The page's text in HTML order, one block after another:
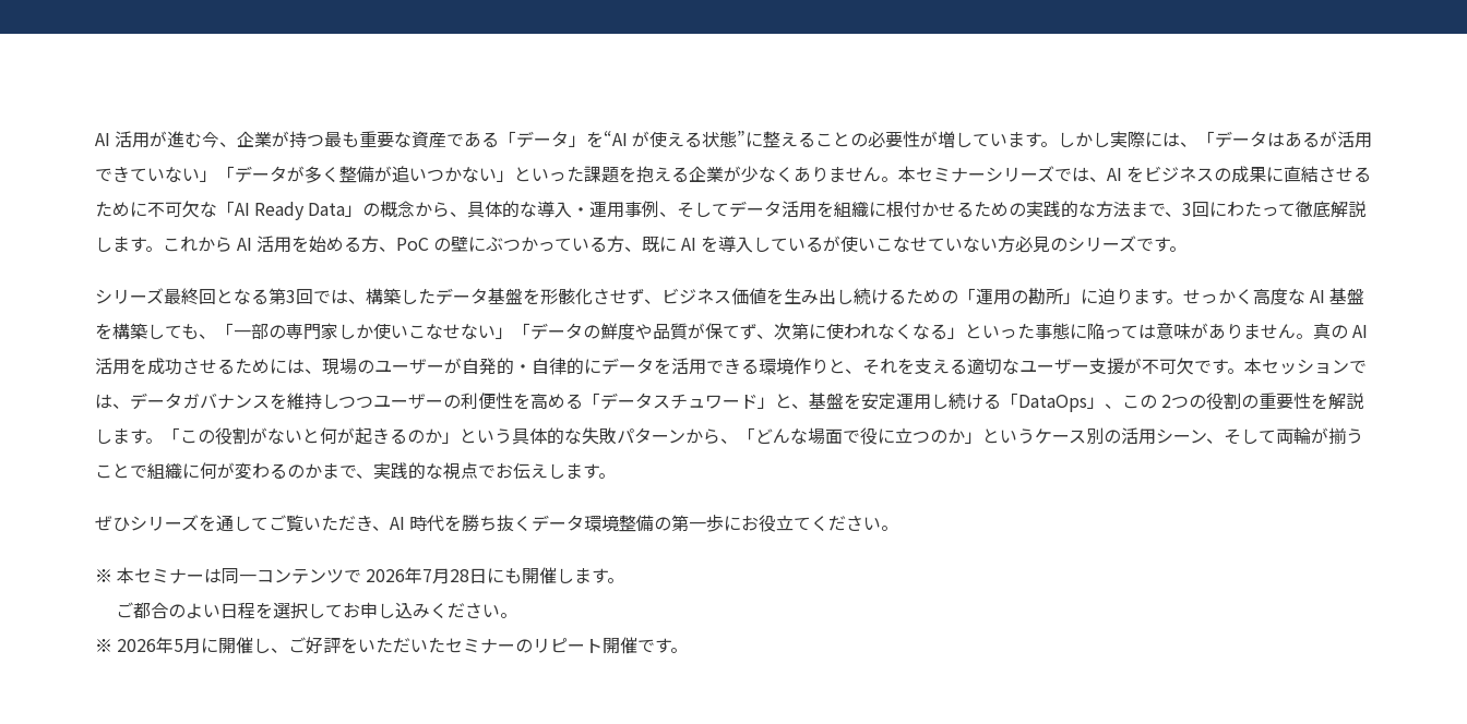
AI 活用が進む今、企業が持つ最も重要な資産である「データ」を“AI が使える状態”に整えることの必要性が増しています。しかし実際には、「データはあるが活用
できていない」「データが多く整備が追いつかない」といった課題を抱える企業が少なくありません。本セミナーシリーズでは、AI をビジネスの成果に直結させる
ために不可欠な「AI Ready Data」の概念から、具体的な導入・運用事例、そしてデータ活用を組織に根付かせるための実践的な方法まで、3回にわたって徹底解説
します。これから AI 活用を始める方、PoC の壁にぶつかっている方、既に AI を導入しているが使いこなせていない方必見のシリーズです。
シリーズ最終回となる第3回では、構築したデータ基盤を形骸化させず、ビジネス価値を生み出し続けるための「運用の勘所」に迫ります。せっかく高度な AI 基盤
を構築しても、「一部の専門家しか使いこなせない」「データの鮮度や品質が保てず、次第に使われなくなる」といった事態に陥っては意味がありません。真の AI
活用を成功させるためには、現場のユーザーが自発的・自律的にデータを活用できる環境作りと、それを支える適切なユーザー支援が不可欠です。本セッションで
は、データガバナンスを維持しつつユーザーの利便性を高める「データスチュワード」と、基盤を安定運用し続ける「DataOps」、この 2つの役割の重要性を解説
します。「この役割がないと何が起きるのか」という具体的な失敗パターンから、「どんな場面で役に立つのか」というケース別の活用シーン、そして両輪が揃う
ことで組織に何が変わるのかまで、実践的な視点でお伝えします。
ぜひシリーズを通してご覧いただき、AI 時代を勝ち抜くデータ環境整備の第一歩にお役立てください。
本セミナーは同一コンテンツで 2026年7月28日にも開催します。
ご都合のよい日程を選択してお申し込みください。
2026年5月に開催し、ご好評をいただいたセミナーのリピート開催です。